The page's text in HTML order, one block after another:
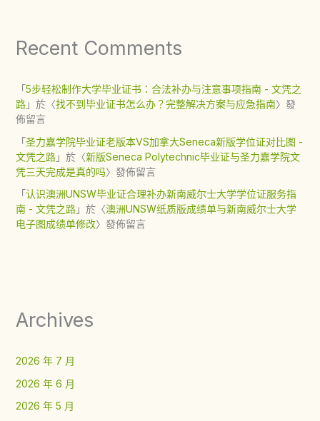
Recent Comments
「5步轻松制作大学毕业证书：合法补办与注意事项指南 - 文凭之
路」於〈找不到毕业证书怎么办？完整解决方案与应急指南〉發
佈留言
「圣力嘉学院毕业证老版本VS加拿大Seneca新版学位证对比图 -
文凭之路」於〈新版Seneca Polytechnic毕业证与圣力嘉学院文
凭三天完成是真的吗〉發佈留言
「认识澳洲UNSW毕业证合理补办新南威尔士大学学位证服务指
南 - 文凭之路」於〈澳洲UNSW纸质版成绩单与新南威尔士大学
电子图成绩单修改〉發佈留言
Archives
2026 年 7 月
2026 年 6 月
2026 年 5 月